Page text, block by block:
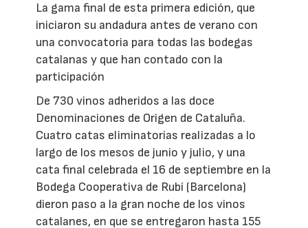
La gama final de esta primera edición, que
iniciaron su andadura antes de verano con
una convocatoria para todas las bodegas
catalanas y que han contado con la
participación
De 730 vinos adheridos a las doce
Denominaciones de Origen de Cataluña.
Cuatro catas eliminatorias realizadas a lo
largo de los mesos de junio y julio, y una
cata final celebrada el 16 de septiembre en la
Bodega Cooperativa de Rubí (Barcelona)
dieron paso a la gran noche de los vinos
catalanes, en que se entregaron hasta 155